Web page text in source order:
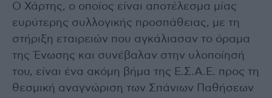
Ο Χάρτης, ο οποίος είναι αποτέλεσμα μίας
ευρύτερης συλλογικής προσπάθειας, με τη
στήριξη εταιρειών που αγκάλιασαν το όραμα
της Ένωσης και συνέβαλαν στην υλοποίησή
του, είναι ένα ακόμη βήμα της Ε.Σ.Α.Ε. προς τη
θεσμική αναγνώριση των Σπάνιων Παθήσεων